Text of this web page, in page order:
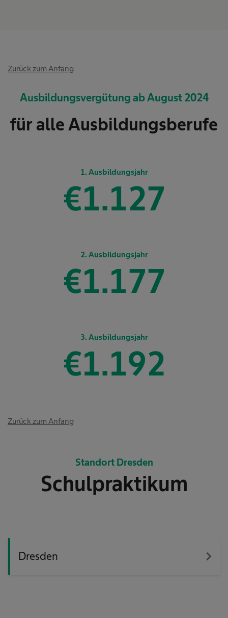
Zurück zum Anfang
Ausbildungsvergütung ab August 2024
für alle Ausbildungsberufe
1. Ausbildungsjahr
€1.166
2. Ausbildungsjahr
€1.218
3. Ausbildungsjahr
€1.233
Zurück zum Anfang
Standort Dresden
Schulpraktikum
Dresden navigate_next